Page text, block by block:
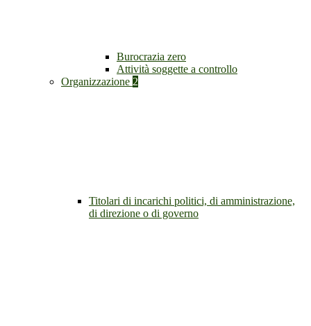
Burocrazia zero
Attività soggette a controllo
Organizzazione 2
Titolari di incarichi politici, di amministrazione,
di direzione o di governo